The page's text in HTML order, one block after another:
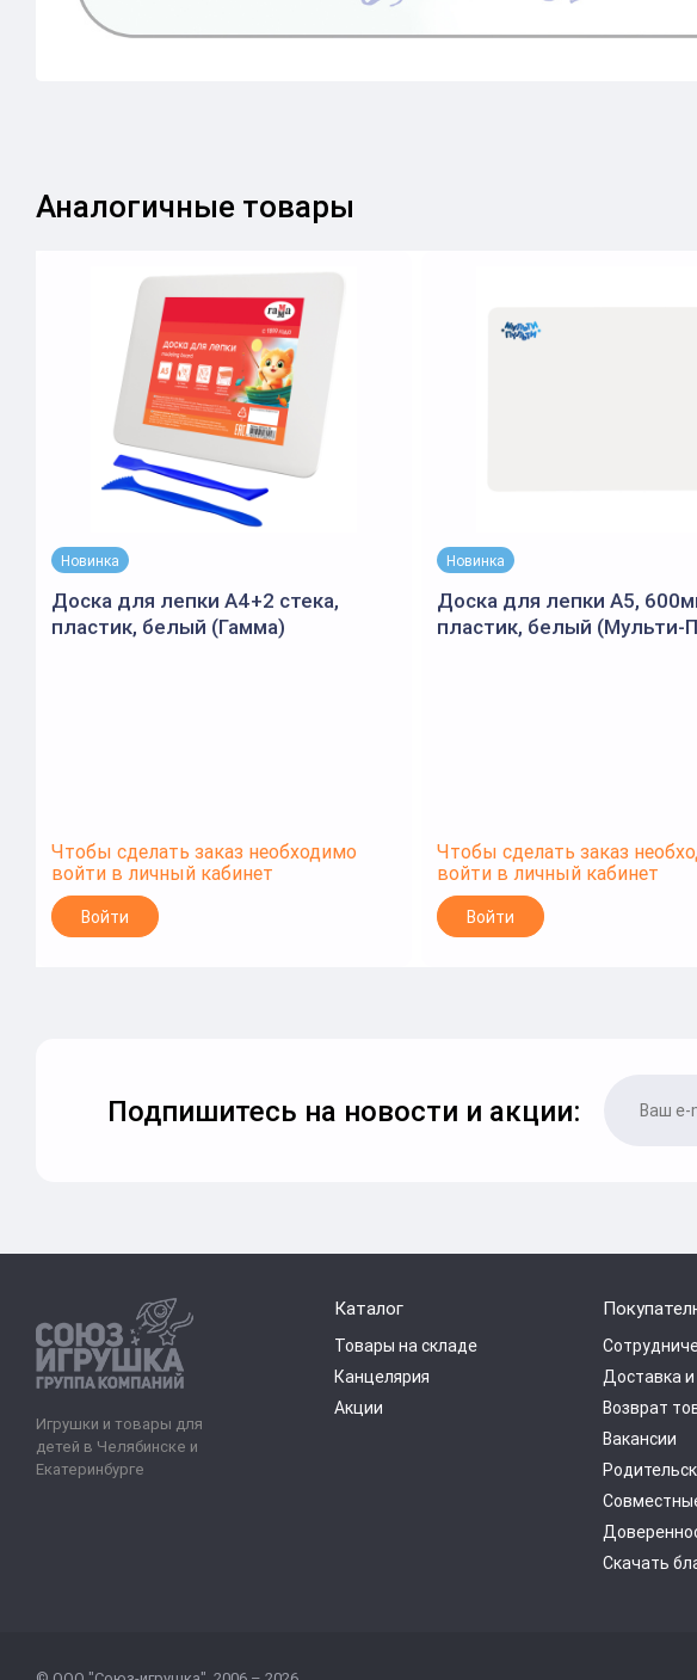
Аналогичные товары
Новинка
Доска для лепки А4+2 стека,
пластик, белый (Гамма)
Чтобы сделать заказ необходимо
войти в личный кабинет
Войти
Новинка
Доска для лепки А5,
пластик, белый (Мульти-
Чтобы сделать заказ
войти в личный кабинет
Войти
Подпишитесь на новости и акции:
Игрушки и товары для
детей в Челябинске и
Екатеринбурге
Каталог
Товары на складе
Канцелярия
Акции
Доставка
Возврат
Вакансии
Скачать